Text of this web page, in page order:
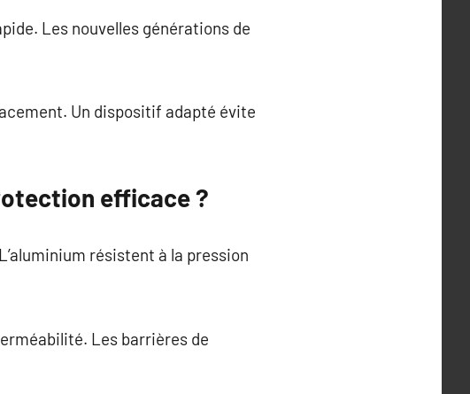
Les nouvelles générations de
Un dispositif adapté évite
efficace ?
résistent à la pression
Les barrières de